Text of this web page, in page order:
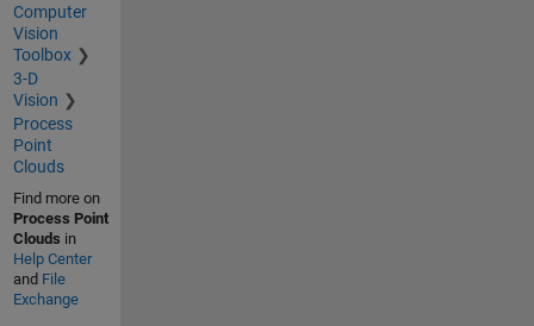
Computer
Vision
Toolbox
3-D
Vision
Process
Point
Clouds
Find more on
Process Point
Clouds in
Help Center
and File
Exchange